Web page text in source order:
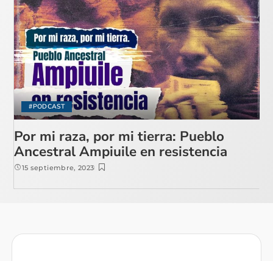
#PODCAST
Por mi raza, por mi tierra: Pueblo
Ancestral Ampiuile en resistencia
15 septiembre, 2023